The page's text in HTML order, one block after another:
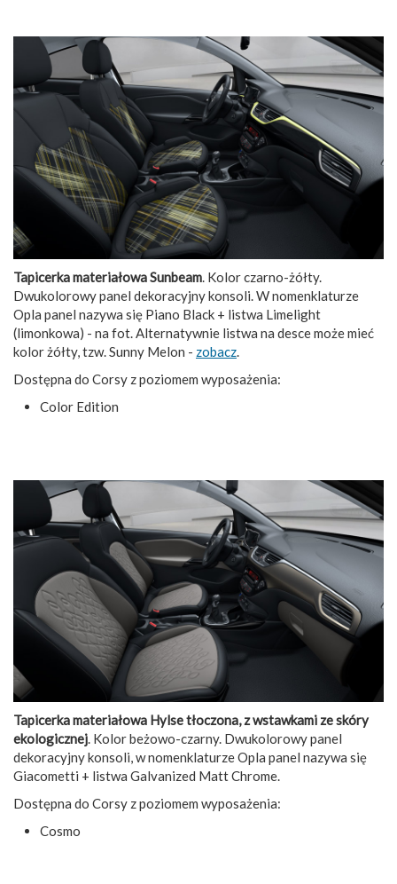
Tapicerka materiałowa Sunbeam. Kolor czarno-żółty.
Dwukolorowy panel dekoracyjny konsoli. W nomenklaturze
Opla panel nazywa się Piano Black + listwa Limelight
(limonkowa) - na fot. Alternatywnie listwa na desce może mieć
kolor żółty, tzw. Sunny Melon - zobacz.
Dostępna do Corsy z poziomem wyposażenia:
Color Edition
Tapicerka materiałowa Hylse tłoczona, z wstawkami ze skóry
ekologicznej. Kolor beżowo-czarny. Dwukolorowy panel
dekoracyjny konsoli, w nomenklaturze Opla panel nazywa się
Giacometti + listwa Galvanized Matt Chrome.
Dostępna do Corsy z poziomem wyposażenia:
Cosmo